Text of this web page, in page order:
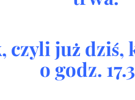
czyli już dziś,
o godz.